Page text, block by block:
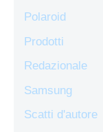
Polaroid
Prodotti
Redazionale
Samsung
Scatti d'autore